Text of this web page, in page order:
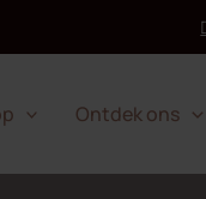
Ontdek ons